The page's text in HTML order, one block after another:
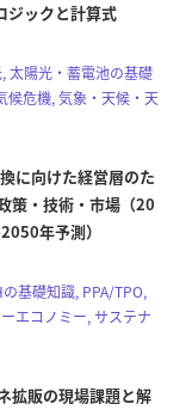
ジックと計算式
太陽光・蓄電池の基礎
候危機, 気象・天候・天
に向けた経営層のた
策・技術・市場（20
年予測）
基礎知識, PPA/TPO,
エコノミー, サステナ
拡販の現場課題と解